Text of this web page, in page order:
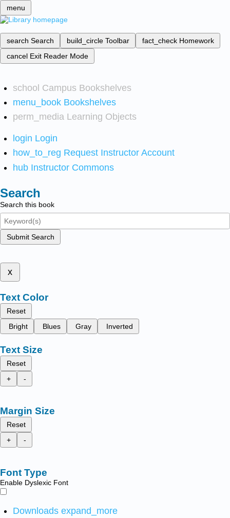
menu
search Search build_circle Toolbar fact_check Homework
cancel Exit Reader Mode
school Campus Bookshelves
menu_book Bookshelves
perm_media Learning Objects
login Login
how_to_reg Request Instructor Account
hub Instructor Commons
Search
Search this book
Submit Search
x
Text Color
Reset
Bright
Blues Gray Inverted
Text Size
Reset
+
-
Margin Size
Reset
+
-
Font Type
Enable Dyslexic Font
Downloads expand_more